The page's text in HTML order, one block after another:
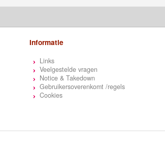
Informatie
Links
Veelgestelde vragen
Notice & Takedown
Gebruikersoverenkomt /regels
Cookies